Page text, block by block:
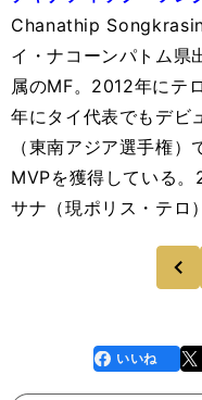
Chanathip
イ・ナコーンパトム県
属のMF。2012年にテ
年にタイ代表でもデビ
（東南アジア選手権
MVPを獲得している
サナ（現ポリス・テロ
前
faceboo
k
いいね